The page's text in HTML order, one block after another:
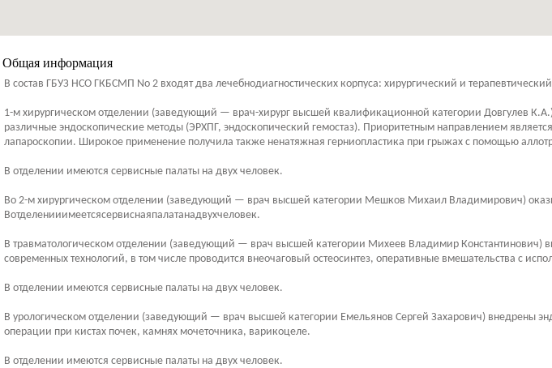
Общая информация
В состав ГБУЗ НСО ГКБСМП No 2 входят два лечебнодиагностических корпуса: хирургический и
1-м хирургическом отделении (заведующий — врач-хирург высшей квалификационной категории Довгулев
различные эндоскопические методы (ЭРХПГ, эндоскопический гемостаз). Приоритетным направлением
лапароскопии. Широкое применение получила также ненатяжная герниопластика при грыжах с помощью
В отделении имеются сервисные палаты на двух человек.
Во 2-м хирургическом отделении (заведующий — врач высшей категории Мешков Михаил Владимирович)
Вотделенииимеетсясервиснаяпалатанадвухчеловек.
В травматологическом отделении (заведующий — врач высшей категории Михеев Владимир
современных технологий, в том числе проводится внеочаговый остеосинтез, оперативные вмешательства с
В отделении имеются сервисные палаты на двух человек.
В урологическом отделении (заведующий — врач высшей категории Емельянов Сергей Захарович) внедрены
операции при кистах почек, камнях мочеточника, варикоцеле.
В отделении имеются сервисные палаты на двух человек.